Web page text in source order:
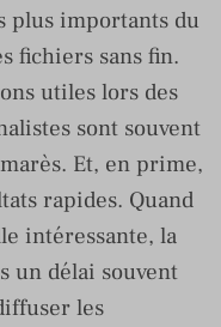
plus importants du
fichiers sans fin.
utiles lors des
sont souvent
Et, en prime,
rapides. Quand
intéressante, la
un délai souvent
les